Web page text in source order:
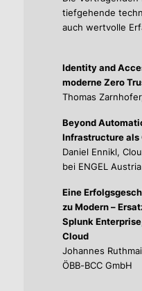
tiefgehende
auch wertvolle
Identity and
moderne Zero
Thomas
Beyond
Infrastructure als
Daniel Ennikl,
bei ENGEL
Eine
zu Modern –
Splunk
Cloud
Johannes
ÖBB-BCC GmbH